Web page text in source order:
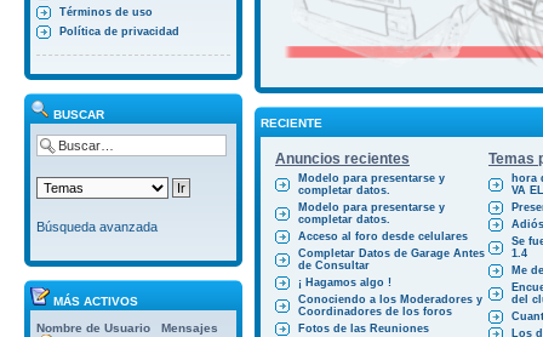
Términos de uso
Política de privacidad
BUSCAR
Búsqueda avanzada
MÁS ACTIVOS
Nombre de Usuario
Mensajes
RECIENTE
Anuncios recientes Temas
Modelo para presentarse y
completar datos.
Modelo para presentarse y
completar datos.
Acceso al foro desde celulares
Completar Datos de Garage Antes
de Consultar
¡ Hagamos algo !
Conociendo a los Moderadores y
Coordinadores de los foros
Fotos de las Reuniones
hora
VA
Se
1.4
Me
del
Los